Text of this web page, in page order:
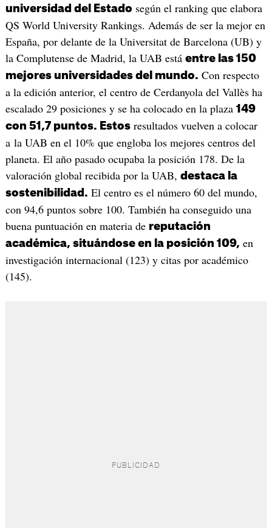
universidad del Estado según el ranking que elabora
QS World University Rankings. Además de ser la mejor en
España, por delante de la Universitat de Barcelona (UB) y
la Complutense de Madrid, la UAB está entre las 150
mejores universidades del mundo. Con respecto
a la edición anterior, el centro de Cerdanyola del Vallès ha
escalado 29 posiciones y se ha colocado en la plaza 149
con 51,7 puntos. Estosresultados vuelven a colocar
a la UAB en el 10% que engloba los mejores centros del
planeta. El año pasado ocupaba la posición 178. De la
valoración global recibida por la UAB, destaca la
sostenibilidad. El centro es el número 60 del mundo,
con 94,6 puntos sobre 100. También ha conseguido una
buena puntuación en materia de reputación
académica, situándose en la posición 109, en
investigación internacional (123) y citas por académico
(145).